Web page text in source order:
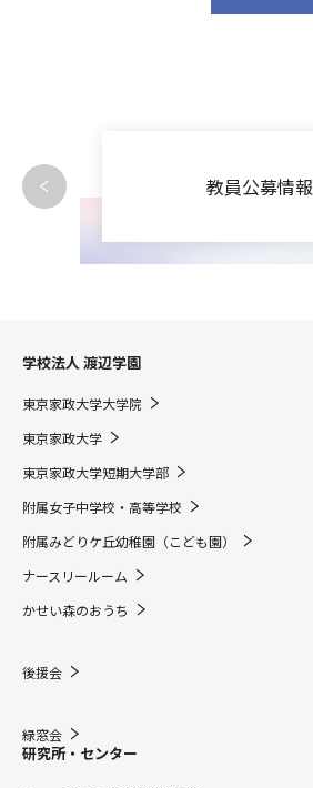
教員公募情報
学校法人 渡辺学園
東京家政大学大学院
東京家政大学
東京家政大学短期大学部
附属女子中学校・高等学校
附属みどりケ丘幼稚園（こども園）
ナースリールーム
かせい森のおうち
後援会
緑窓会
研究所・センター